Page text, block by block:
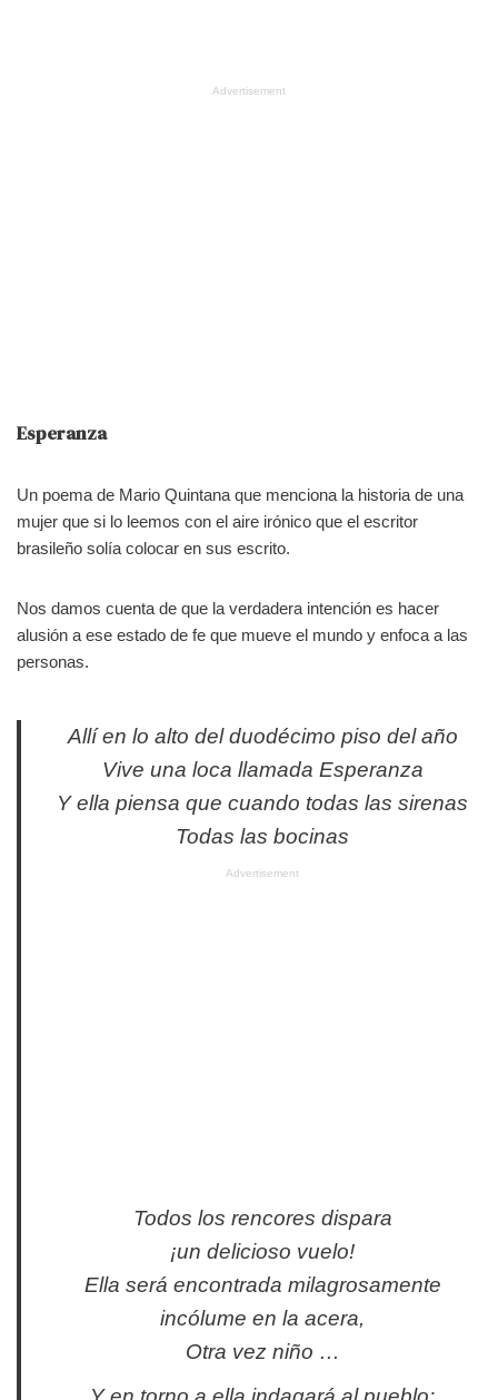
Advertisement
Esperanza
Un poema de Mario Quintana que menciona la historia de una
mujer que si lo leemos con el aire irónico que el escritor
brasileño solía colocar en sus escrito.
Nos damos cuenta de que la verdadera intención es hacer
alusión a ese estado de fe que mueve el mundo y enfoca a las
personas.
Allí en lo alto del duodécimo piso del año
Vive una loca llamada Esperanza
Y ella piensa que cuando todas las sirenas
Todas las bocinas
Advertisement
Todos los rencores dispara
¡un delicioso vuelo!
Ella será encontrada milagrosamente
incólume en la acera,
Otra vez niño …